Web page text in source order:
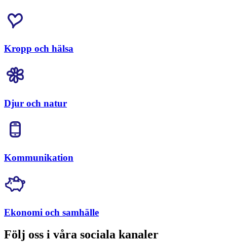
Kropp och hälsa
Djur och natur
Kommunikation
Ekonomi och samhälle
Följ oss i våra sociala kanaler